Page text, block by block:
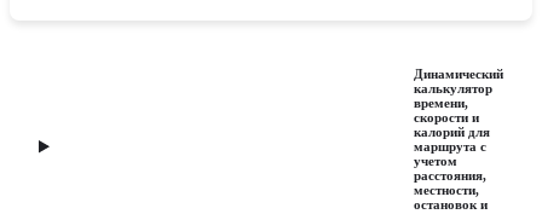
Динамический
калькулятор
времени,
скорости и
калорий для
маршрута с
учетом
расстояния,
местности,
остановок и